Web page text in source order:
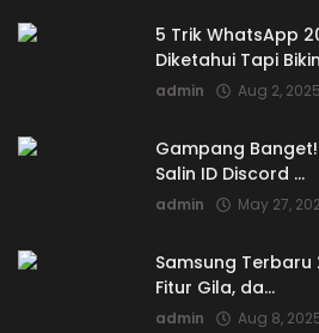
5 Trik WhatsApp
Diketahui Tapi
admin Aug 2, 2025
Gampang
Salin ID Discord ...
admin May 27,
Samsung Terbaru
Fitur Gila, da...
admin Aug 8,